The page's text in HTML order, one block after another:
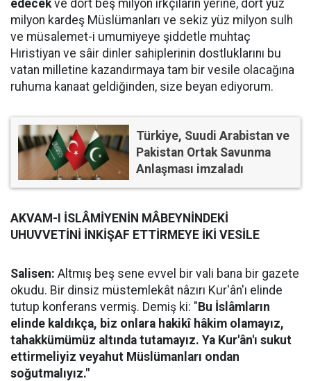
edecekve dört beş milyon ırkçıların yerine, dört yüz
milyon kardeş Müslümanları ve sekiz yüz milyon sulh
ve müsalemet-i umumiyeye şiddetle muhtaç
Hıristiyan ve sâir dinler sahiplerinin dostluklarını bu
vatan milletine kazandırmaya tam bir vesile olacağına
ruhuma kanaat geldiğinden, size beyan ediyorum.
Türkiye, Suudi Arabistan ve
Pakistan Ortak Savunma
Anlaşması imzaladı
AKVAM-I İSLÂMİYENİN MÂBEYNİNDEKİ
UHUVVETİNİ İNKİŞAF ETTİRMEYE İKİ VESİLE
Salisen: Altmış beş sene evvel bir vali bana bir gazete
okudu. Bir dinsiz müstemlekât nâzırı Kur'ân'ı elinde
tutup konferans vermiş. Demiş ki: " Bu İslâmların
elinde kaldıkça, biz onlara hakikî hâkim olamayız,
tahakkümümüz altında tutamayız. Ya Kur'ân'ı sukut
ettirmeliyiz veyahut Müslümanları ondan
soğutmalıyız."